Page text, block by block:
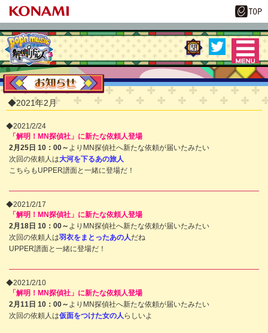
pop'n music 解明
リドルズ
MENU
◆2021年2月
◆2021/2/24
「解明！MN探偵社」に新たな依頼人登場
2月25日 10：00～ よりMN探偵社へ新たな依頼が届いたみたい
次回の依頼人は大河を下るあの旅人
こちらもUPPER譜面と一緒に登場だ！
◆2021/2/17
「解明！MN探偵社」に新たな依頼人登場
2月18日 10：00～ よりMN探偵社へ新たな依頼が届いたみたい
次回の依頼人は羽衣をまとったあの人だね
UPPER譜面と一緒に登場だ！
◆2021/2/10
「解明！MN探偵社」に新たな依頼人登場
2月11日 10：00～ よりMN探偵社へ新たな依頼が届いたみたい
次回の依頼人は仮面をつけた女の人 らしいよ